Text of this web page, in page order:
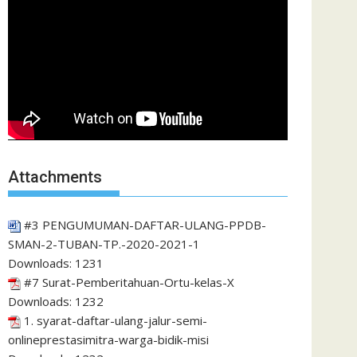
Attachments
#3 PENGUMUMAN-DAFTAR-ULANG-PPDB-
SMAN-2-TUBAN-TP.-2020-2021-1
Downloads: 1231
#7 Surat-Pemberitahuan-Ortu-kelas-X
Downloads: 1232
1. syarat-daftar-ulang-jalur-semi-
onlineprestasimitra-warga-bidik-misi